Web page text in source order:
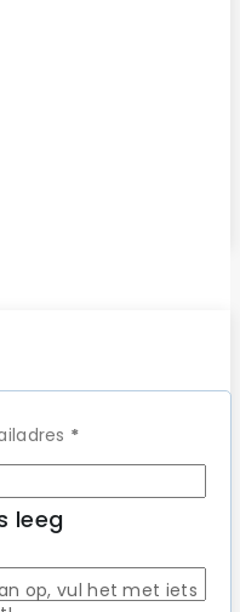
*Vereist
leeg
op, vul het met iets